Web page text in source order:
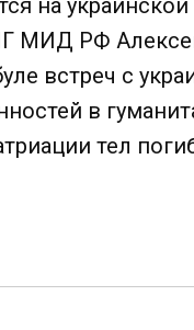
на
МИД РФ
встреч с
в
тел